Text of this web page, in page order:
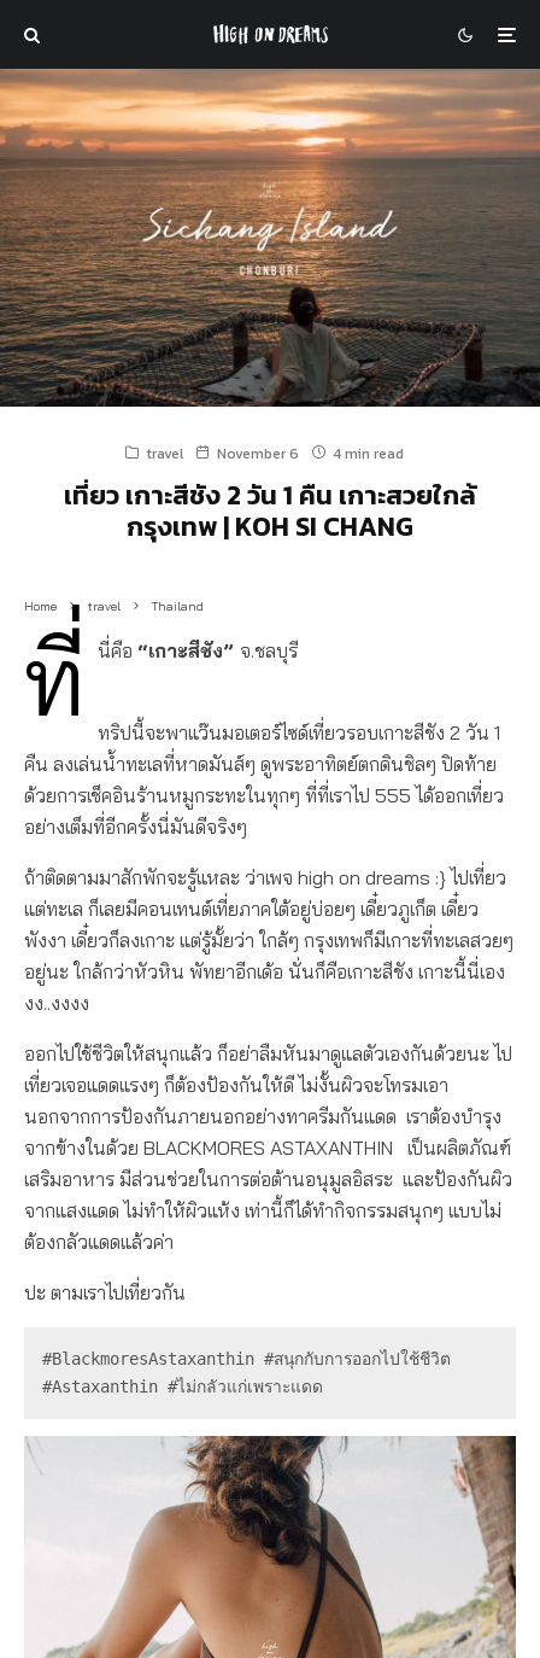
travel November 6 4 min read
เที่ยว เกาะสีชัง 2 วัน 1 คืน เกาะสวยใกล้
กรุงเทพ | KOH SI CHANG
Home travel Thailand
ที่ นี่คือ “เกาะสีชัง” จ.ชลบุรี
ทริปนี้จะพาแว๊นมอเตอร์ไซด์เที่ยวรอบเกาะสีชัง 2 วัน 1
คืน ลงเล่นน้ำทะเลที่หาดมันส์ๆ ดูพระอาทิตย์ตกดินชิลๆ ปิดท้าย
ด้วยการเช็คอินร้านหมูกระทะในทุกๆ ที่ที่เราไป 555 ได้ออกเที่ยว
อย่างเต็มที่อีกครั้งนี่มันดีจริงๆ
ถ้าติดตามมาสักพักจะรู้แหละ ว่าเพจ high on dreams :} ไปเที่ยว
แต่ทะเล ก็เลยมีคอนเทนต์เที่ยภาคใต้อยู่บ่อยๆ เดี๋ยวภูเก็ต เดี๋ยว
พังงา เดี๋ยวก็ลงเกาะ แต่รู้มั้ยว่า ใกล้ๆ กรุงเทพก็มีเกาะที่ทะเลสวยๆ
อยู่นะ ใกล้กว่าหัวหิน พัทยาอีกเด้อ นั่นก็คือเกาะสีชัง เกาะนี้นี่เอง
งง..งงงง
ออกไปใช้ชีวิตให้สนุกแล้ว ก็อย่าลืมหันมาดูแลตัวเองกันด้วยนะ ไป
เที่ยวเจอแดดแรงๆ ก็ต้องป้องกันให้ดี ไม่งั้นผิวจะโทรมเอา
นอกจากการป้องกันภายนอกอย่างทาครีมกันแดด เราต้องบำรุง
จากข้างในด้วย BLACKMORES ASTAXANTHIN เป็นผลิตภัณฑ์
เสริมอาหาร มีส่วนช่วยในการต่อต้านอนุมูลอิสระ และป้องกันผิว
จากแสงแดด ไม่ทำให้ผิวแห้ง เท่านี้ก็ได้ทำกิจกรรมสนุกๆ แบบไม่
ต้องกลัวแดดแล้วค่า
ปะ ตามเราไปเที่ยวกัน
#BlackmoresAstaxanthin #สนุกกับการออกไปใช้ชีวิต
#Astaxanthin #ไม่กลัวแก่เพราะแดด